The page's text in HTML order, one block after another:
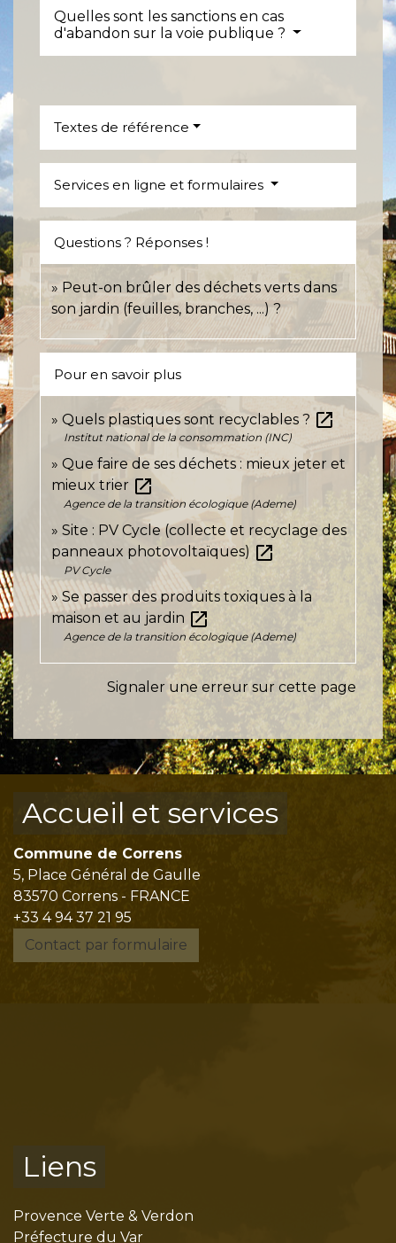
Quelles sont les sanctions en cas
d'abandon sur la voie publique ?
Textes de référence
Services en ligne et formulaires
Questions ? Réponses !
Peut-on brûler des déchets verts dans
son jardin (feuilles, branches, ...) ?
Pour en savoir plus
Quels plastiques sont recyclables ? open_in_new
Institut national de la consommation (INC)
Que faire de ses déchets : mieux jeter et
mieux trier open_in_new
Agence de la transition écologique (Ademe)
Site : PV Cycle (collecte et recyclage des
panneaux photovoltaïques) open_in_new
PV Cycle
Se passer des produits toxiques à la
maison et au jardin open_in_new
Agence de la transition écologique (Ademe)
Signaler une erreur sur cette page
Accueil et services
Commune de Correns
5, Place Général de Gaulle
83570 Correns - FRANCE
+33 4 94 37 21 95
Contact par formulaire
Liens
Provence Verte & Verdon
Préfecture du Var